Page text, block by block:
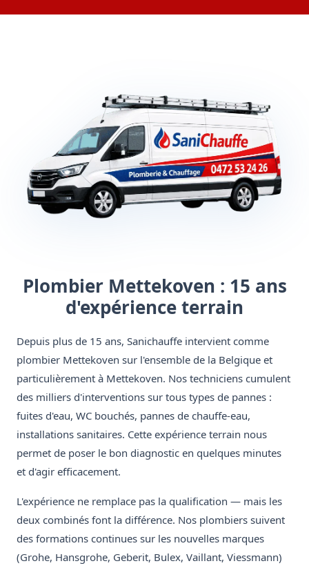
Plombier Mettekoven : 15 ans
d'expérience terrain
Depuis plus de 15 ans, Sanichauffe intervient comme
plombier Mettekoven sur l'ensemble de la Belgique et
particulièrement à Mettekoven. Nos techniciens cumulent
des milliers d'interventions sur tous types de pannes :
fuites d'eau, WC bouchés, pannes de chauffe-eau,
installations sanitaires. Cette expérience terrain nous
permet de poser le bon diagnostic en quelques minutes
et d'agir efficacement.
L'expérience ne remplace pas la qualification — mais les
deux combinés font la différence. Nos plombiers suivent
des formations continues sur les nouvelles marques
(Grohe, Hansgrohe, Geberit, Bulex, Vaillant, Viessmann)